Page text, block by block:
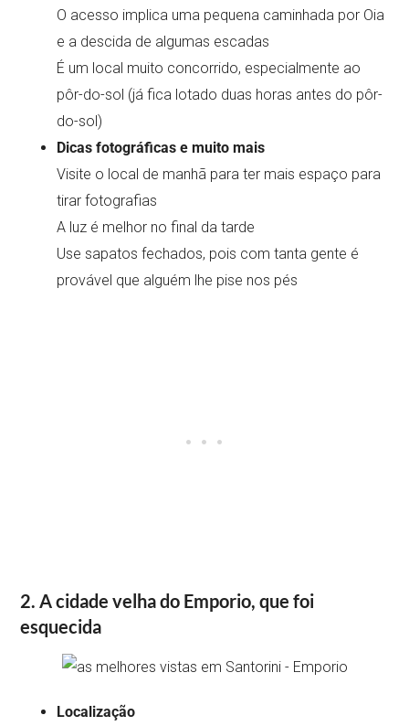
O acesso implica uma pequena caminhada por Oia
e a descida de algumas escadas
É um local muito concorrido, especialmente ao
pôr-do-sol (já fica lotado duas horas antes do pôr-
do-sol)
Dicas fotográficas e muito mais
Visite o local de manhã para ter mais espaço para
tirar fotografias
A luz é melhor no final da tarde
Use sapatos fechados, pois com tanta gente é
provável que alguém lhe pise nos pés
2. A cidade velha do Emporio, que foi
esquecida
Localização